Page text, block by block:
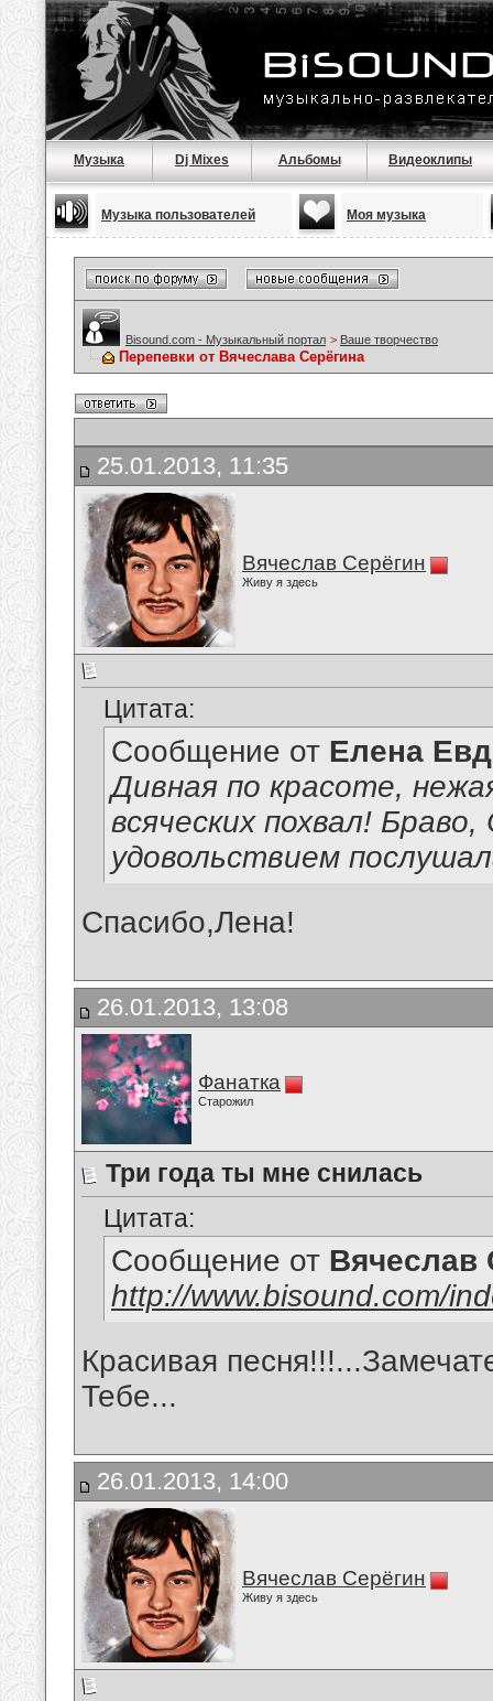
Музыка Dj Mixes Альбомы Видеоклипы
Музыка пользователей Моя музыка
Bisound.com - Музыкальный портал > Ваше творчество
Перепевки от Вячеслава Серёгина
25.01.2013, 11:35
Вячеслав Серёгин
Живу я здесь
Цитата:
Сообщение от Елена
Дивная по красоте,
всяческих похвал!
удовольствием
Спасибо,Лена!
26.01.2013, 13:08
Фанатка
Старожил
Три года ты мне снилась
Цитата:
Сообщение от Вячеслав
http://www.bisound.com/
Красивая
Тебе...
26.01.2013, 14:00
Вячеслав Серёгин
Живу я здесь